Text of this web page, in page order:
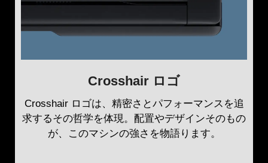
Crosshair ロゴ
Crosshair ロゴは、精密さとパフォーマンスを追
求するその哲学を体現。配置やデザインそのもの
が、このマシンの強さを物語ります。